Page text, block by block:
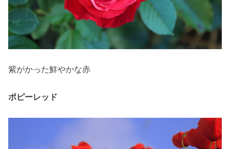
紫がかった鮮やかな赤
ポピーレッド